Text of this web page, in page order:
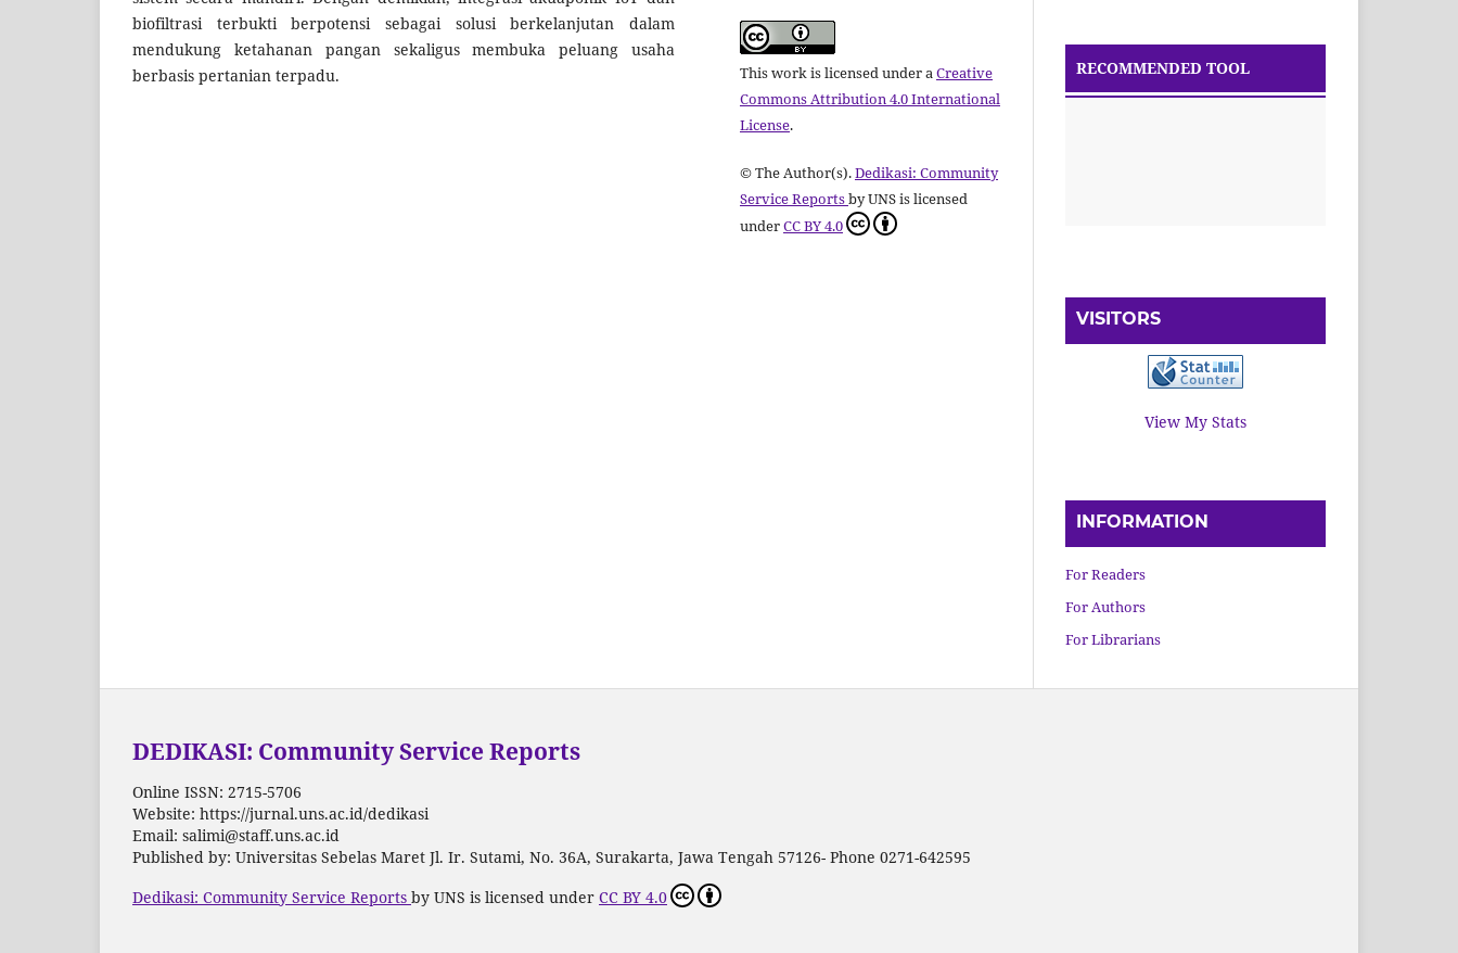
biofiltrasi terbukti berpotensi sebagai solusi berkelanjutan dalam
mendukung ketahanan pangan sekaligus membuka peluang usaha
berbasis pertanian terpadu.
This work is licensed under aCreative
Commons Attribution 4.0 International
License.
© The Author(s).Dedikasi: Community
Service Reportsby UNS is licensed
underCC BY 4.0
RECOMMENDED TOOL
VISITORS
View My Stats
INFORMATION
For Readers
For Authors
For Librarians
DEDIKASI: Community Service Reports
Online ISSN: 2715-5706
Website: https://jurnal.uns.ac.id/dedikasi
Email: salimi@staff.uns.ac.id
Published by: Universitas Sebelas Maret Jl. Ir. Sutami, No. 36A, Surakarta, Jawa Tengah 57126- Phone 0271-642595
Dedikasi: Community Service Reports by UNS is licensed under CC BY 4.0